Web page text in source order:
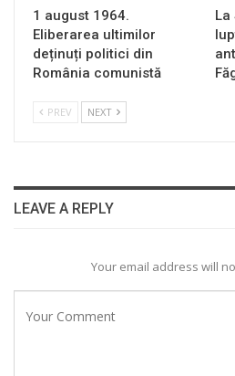
1 august 1964.
Eliberarea ultimilor
deținuți politici din
România comunistă
La
PREV NEXT
LEAVE A REPLY
Your email address will